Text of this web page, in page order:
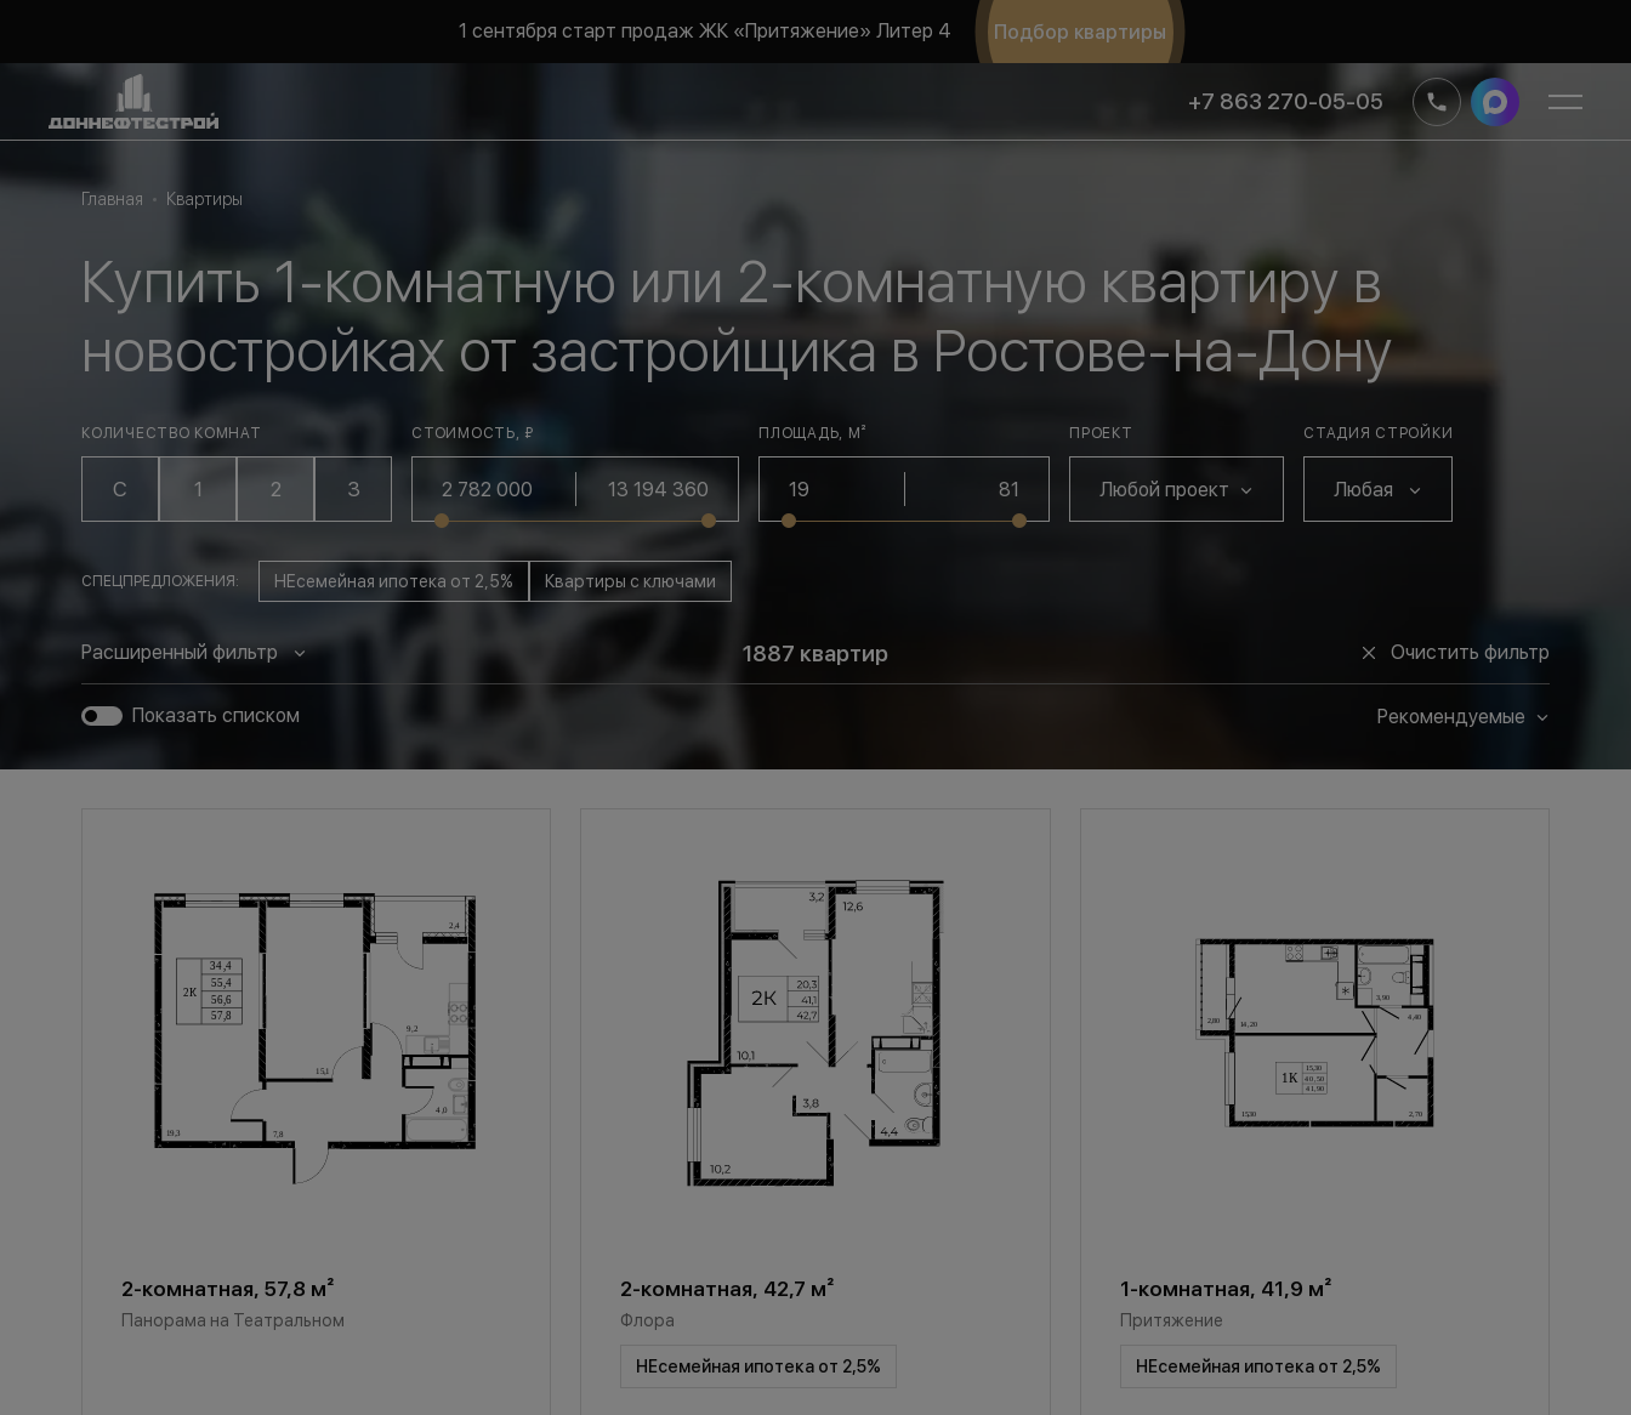
1 сентября старт продаж ЖК «Притяжение» Литер 4 Подбор квартиры
+7 863 270-05-05
Главная Квартиры
Купить 1-комнатную или 2-комнатную квартиру в
новостройках от застройщика в Ростове-на-Дону
КОЛИЧЕСТВО КОМНАТ
С 1 2 3
СТОИМОСТЬ, ₽ ПЛОЩАДЬ, М² ПРОЕКТ
Любой проект
СТАДИЯ СТРОЙКИ
Любая
Любой Любая
СПЕЦПРЕДЛОЖЕНИЯ: НЕсемейная ипотека от 2,5% Квартиры с ключами
Расширенный фильтр 1887 квартир Очистить фильтр
Показать списком Рекомендуемые
2-комнатная, 57,8 м²
Панорама на Театральном
2-комнатная, 42,7 м²
Флора
НЕсемейная ипотека от 2,5%
1-комнатная, 41,9 м²
Притяжение
НЕсемейная ипотека от 2,5%